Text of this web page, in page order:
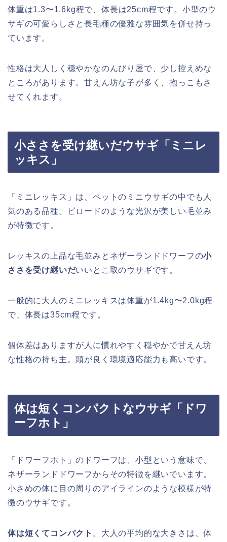
体重は1.3〜1.6kg程で、体長は25cm程です。小型のウ
サギの可愛らしさと長毛種の優雅な雰囲気を併せ持っ
ています。
性格は大人しく穏やかなのんびり屋で、少し控えめな
ところがあります。甘えん坊な子が多く、抱っこもさ
せてくれます。
小ささを受け継いだウサギ「ミニレ
ッキス」
気のある品種。ビロードのような光沢が美しい毛並み
が特徴です。
ささを受け継いだ いいとこ取のウサギです。
で、体長は35cm程です。
な性格の持ち主。頭が良く環境適応能力も高いです。
体は短くコンパクトなウサギ「ドワ
ーフホト」
ネザーランドドワーフからその特徴を継いでいます。
小さめの体に目の周りのアイラインのような模様が特
徴のウサギです。
重1.0〜1.3kg程で、体長は25〜35cm程です。